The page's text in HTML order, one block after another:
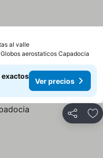
al valle
aerostaticos Capadocia
exactos
Ver precios
Compartir